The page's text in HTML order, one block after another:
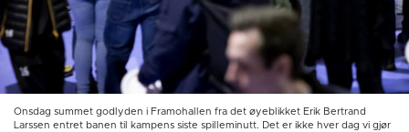
Onsdag summet godlyden i Framohallen fra det øyeblikket Erik Bertrand
Larssen entret banen til kampens siste spilleminutt. Det er ikke hver dag vi gjør